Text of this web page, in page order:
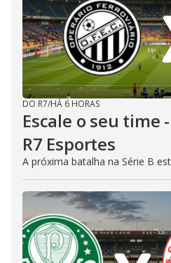
DO R7/HÁ 6 HORAS
Escale o seu time
R7 Esportes
A próxima batalha na Série B